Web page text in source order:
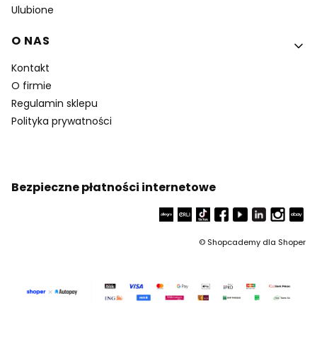
Ulubione
O NAS
Kontakt
O firmie
Regulamin sklepu
Polityka prywatności
Bezpieczne płatności internetowe
© Shopcademy dla Shoper